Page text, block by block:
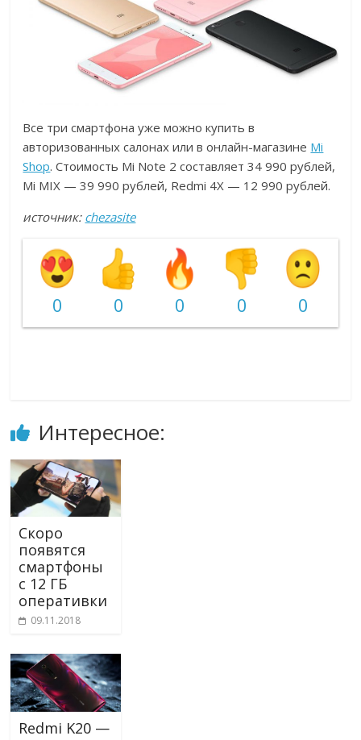
Все три смартфона уже можно купить в
авторизованных салонах или в онлайн-магазине Mi
Shop. Стоимость Mi Note 2 составляет 34 990 рублей,
Mi MIX — 39 990 рублей, Redmi 4X — 12 990 рублей.
источник: chezasite
0 0 0 0 0
Интересное:
Скоро
появятся
смартфоны
с 12 ГБ
оперативки
09.11.2018
Redmi K20 —